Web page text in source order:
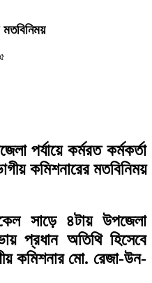
মতবিনিময়
পর্যায়ে কর্মরত কর্মকর্তা
কমিশনারের মতবিনিময়
সাড়ে ৪টায় উপজেলা
প্রধান অতিথি হিসেবে
কমিশনার মো. রেজা-উন-